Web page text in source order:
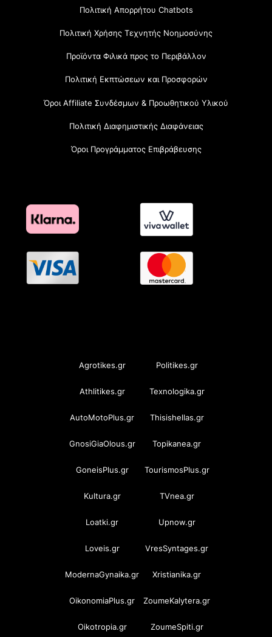
Πολιτική Απορρήτου Chatbots
Πολιτική Χρήσης Τεχνητής Νοημοσύνης
Προϊόντα Φιλικά προς το Περιβάλλον
Πολιτική Εκπτώσεων και Προσφορών
Όροι Affiliate Συνδέσμων & Προωθητικού Υλικού
Πολιτική Διαφημιστικής Διαφάνειας
Όροι Προγράμματος Επιβράβευσης
Agrotikes.gr Politikes.gr
Athlitikes.gr Texnologika.gr
AutoMotoPlus.gr Thisishellas.gr
GnosiGiaOlous.gr Topikanea.gr
GoneisPlus.gr TourismosPlus.gr
Kultura.gr TVnea.gr
Loatki.gr Upnow.gr
Loveis.gr VresSyntages.gr
ModernaGynaika.gr Xristianika.gr
OikonomiaPlus.gr ZoumeKalytera.gr
Oikotropia.gr ZoumeSpiti.gr